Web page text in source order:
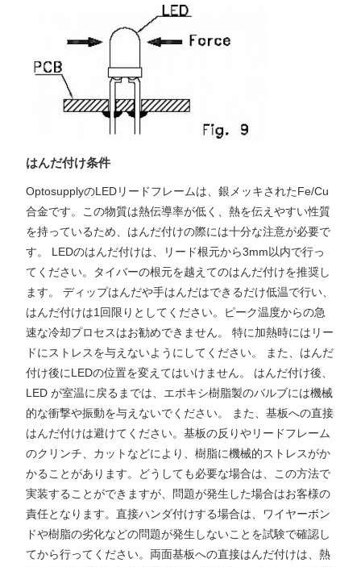
はんだ付け条件
OptosupplyのLEDリードフレームは、銀メッキされたFe/Cu
合金です。この物質は熱伝導率が低く、熱を伝えやすい性質
を持っているため、はんだ付けの際には十分な注意が必要で
す。 LEDのはんだ付けは、リード根元から3mm以内で行っ
てください。タイバーの根元を越えてのはんだ付けを推奨し
ます。 ディップはんだや手はんだはできるだけ低温で行い、
はんだ付けは1回限りとしてください。ピーク温度からの急
速な冷却プロセスはお勧めできません。 特に加熱時にはリー
ドにストレスを与えないようにしてください。 また、はんだ
付け後にLEDの位置を変えてはいけません。 はんだ付け後、
LED が室温に戻るまでは、エポキシ樹脂製のバルブには機械
的な衝撃や振動を与えないでください。 また、基板への直接
はんだ付けは避けてください。基板の反りやリードフレーム
のクリンチ、カットなどにより、樹脂に機械的ストレスがか
かることがあります。どうしても必要な場合は、この方法で
実装することができますが、問題が発生した場合はお客様の
責任となります。直接ハンダ付けする場合は、ワイヤーボン
ドや樹脂の劣化などの問題が発生しないことを試験で確認し
てから行ってください。両面基板への直接はんだ付けは、熱